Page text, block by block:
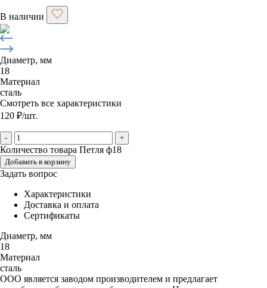
В наличии
Диаметр, мм
18
Материал
сталь
Смотреть все характеристики
120 ₽/шт.
- +
Количество товара Петля ф18
Добавить в корзину
Задать вопрос
Характеристики
Доставка и оплата
Сертификаты
Диаметр, мм
18
Материал
сталь
ООО является заводом производителем и предлагает